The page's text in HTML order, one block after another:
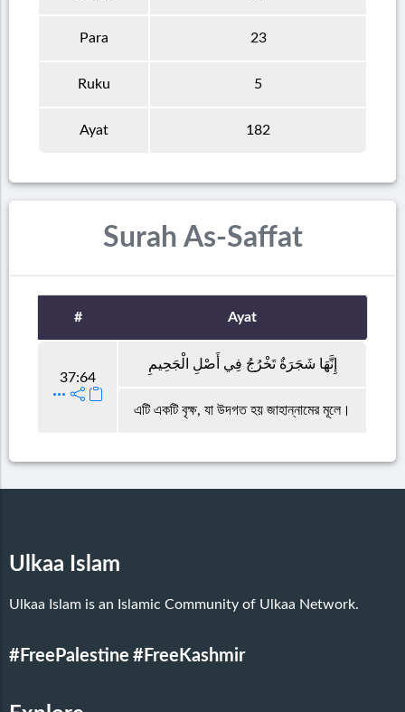
Para 23
Ruku 5
Ayat 182
Surah As-Saffat
# Ayat
37:64
إِنَّهَا شَجَرَةٌ تَخْرُجُ فِي أَصْلِ الْجَحِيمِ
এটি একটি বৃক্ষ, যা উদগত হয় জাহান্নামের মূলে।
Ulkaa Islam
Ulkaa Islam is an Islamic Community of Ulkaa Network.
#FreePalestine #FreeKashmir